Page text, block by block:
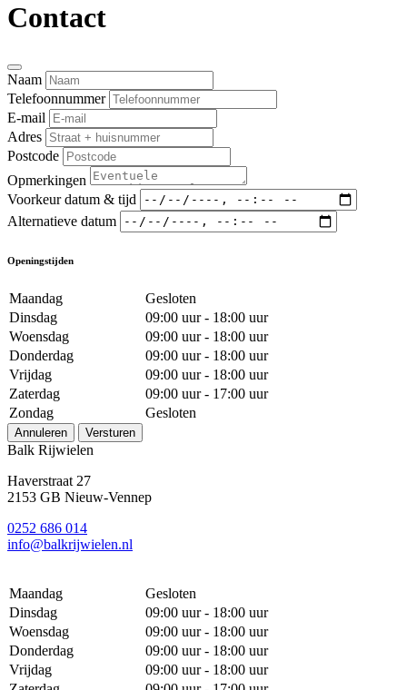
Contact
Naam
Telefoonnummer
E-mail
Adres
Postcode
Opmerkingen
Voorkeur datum & tijd
Alternatieve datum
Openingstijden
Maandag
Gesloten
Dinsdag
09:00 uur - 18:00 uur
Woensdag
09:00 uur - 18:00 uur
Donderdag
09:00 uur - 18:00 uur
Vrijdag
09:00 uur - 18:00 uur
Zaterdag
09:00 uur - 17:00 uur
Zondag
Gesloten
Annuleren Versturen
Balk Rijwielen
Haverstraat 27
2153 GB Nieuw-Vennep
0252 686 014
info@balkrijwielen.nl
Maandag
Gesloten
Dinsdag
09:00 uur - 18:00 uur
Woensdag
09:00 uur - 18:00 uur
Donderdag
09:00 uur - 18:00 uur
Vrijdag
09:00 uur - 18:00 uur